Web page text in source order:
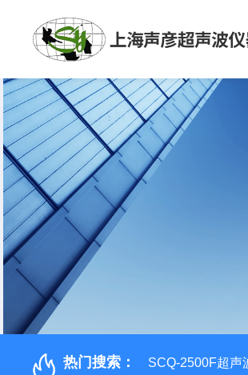
热门搜索： SCQ-2500F超声